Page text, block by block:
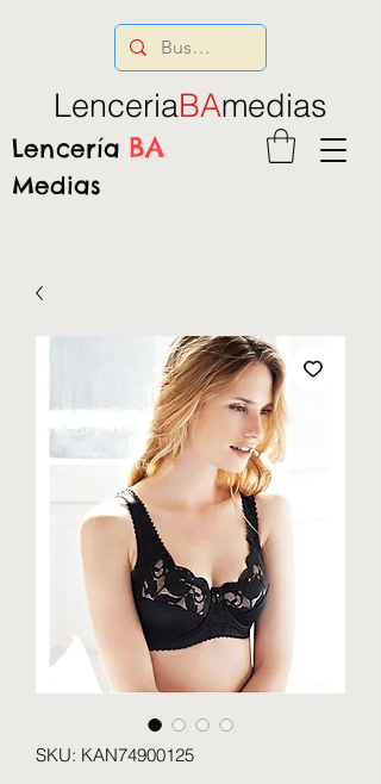
Lencería BA
Medias
LenceriaBAmedias
SKU: KAN74900125